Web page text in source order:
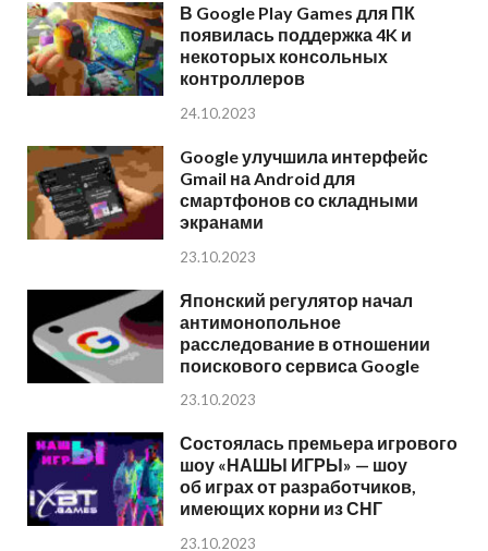
В Google Play Games для ПК
появилась поддержка 4K и
некоторых консольных
контроллеров
24.10.2023
Google улучшила интерфейс
Gmail на Android для
смартфонов со складными
экранами
23.10.2023
Японский регулятор начал
антимонопольное
расследование в отношении
поискового сервиса Google
23.10.2023
Состоялась премьера игрового
шоу «НАШЫ ИГРЫ» — шоу
об играх от разработчиков,
имеющих корни из СНГ
23.10.2023